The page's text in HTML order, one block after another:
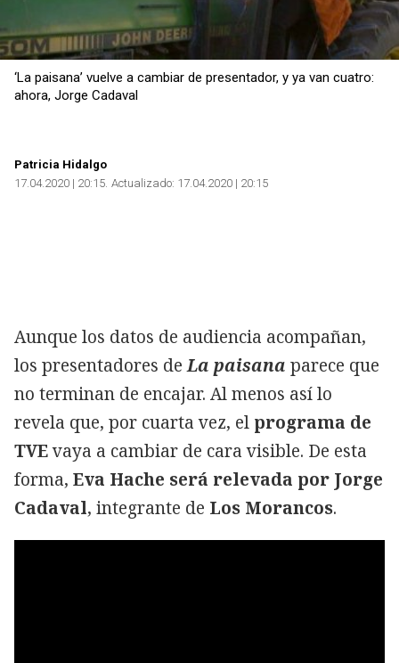
‘La paisana’ vuelve a cambiar de presentador, y ya van cuatro:
ahora, Jorge Cadaval
Patricia Hidalgo
17.04.2020 | 20:15 Actualizado: 17.04.2020 | 20:15
Aunque los datos de audiencia acompañan,
los presentadores deLa paisana parece que
no terminan de encajar. Al menos así lo
revela que, por cuarta vez, el programa de
TVEvaya a cambiar de cara visible. De esta
forma, Eva Hache será relevada por Jorge
Cadaval, integrante de Los Morancos.